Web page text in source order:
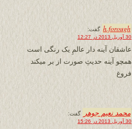
h.forough گفت:
30 آوریل 2013 در 12:27
عاشقان آینه دار عالمِ یک رنگی است
همچو آینه حدیثِ صورت از بر میکند
فروغ
محمد نعیم جوهر گفت:
30 آوریل 2013 در 15:26